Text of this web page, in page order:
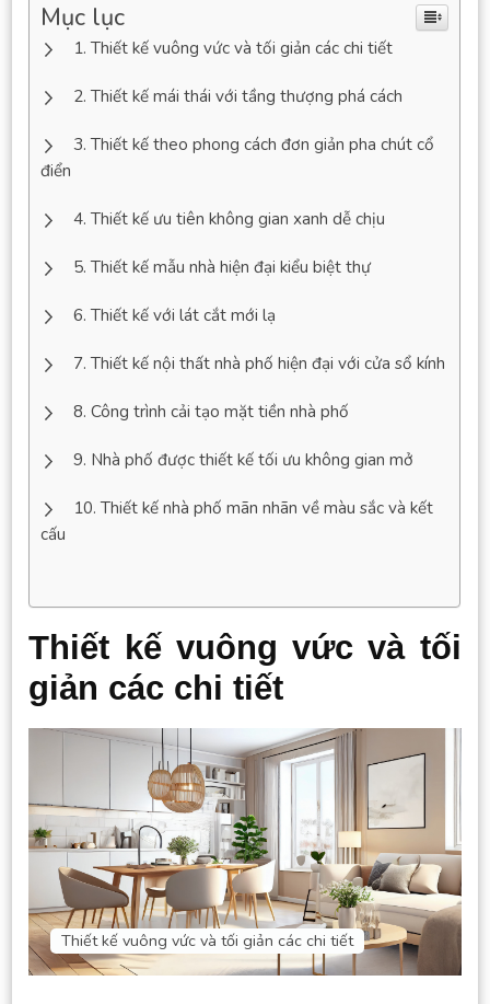
Mục lục
Thiết kế vuông vức và tối giản các chi tiết
Thiết kế mái thái với tầng thượng phá cách
Thiết kế theo phong cách đơn giản pha chút cổ
điển
Thiết kế ưu tiên không gian xanh dễ chịu
Thiết kế mẫu nhà hiện đại kiểu biệt thự
Thiết kế với lát cắt mới lạ
Thiết kế nội thất nhà phố hiện đại với cửa sổ kính
Công trình cải tạo mặt tiền nhà phố
Nhà phố được thiết kế tối ưu không gian mở
Thiết kế nhà phố mãn nhãn về màu sắc và kết
cấu
Thiết kế vuông vức và tối
giản các chi tiết
Thiết kế vuông vức và tối giản các chi tiết